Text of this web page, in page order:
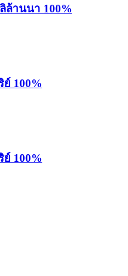
ล้านนา 100%
100%
100%